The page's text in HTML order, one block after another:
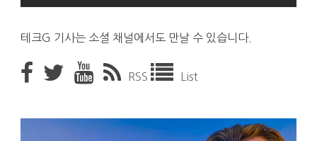
테크G 기사는 소셜 채널에서도 만날 수 있습니다.
RSS List